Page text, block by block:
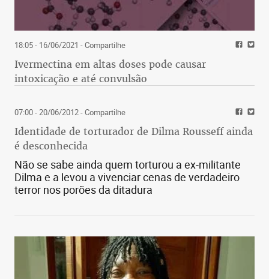
18:05 - 16/06/2021 - Compartilhe
Ivermectina em altas doses pode causar
intoxicação e até convulsão
07:00 - 20/06/2012- Compartilhe
Identidade de torturador de Dilma Rousseff ainda
é desconhecida
Não se sabe ainda quem torturou a ex-militante
Dilma e a levou a vivenciar cenas de verdadeiro
terror nos porões da ditadura